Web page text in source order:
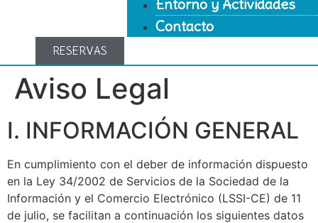
Entorno y Actividades
Contacto
RESERVAS
Aviso Legal
I. INFORMACIÓN GENERAL
En cumplimiento con el deber de información dispuesto
en la Ley 34/2002 de Servicios de la Sociedad de la
Información y el Comercio Electrónico (LSSI-CE) de 11
de julio, se facilitan a continuación los siguientes datos